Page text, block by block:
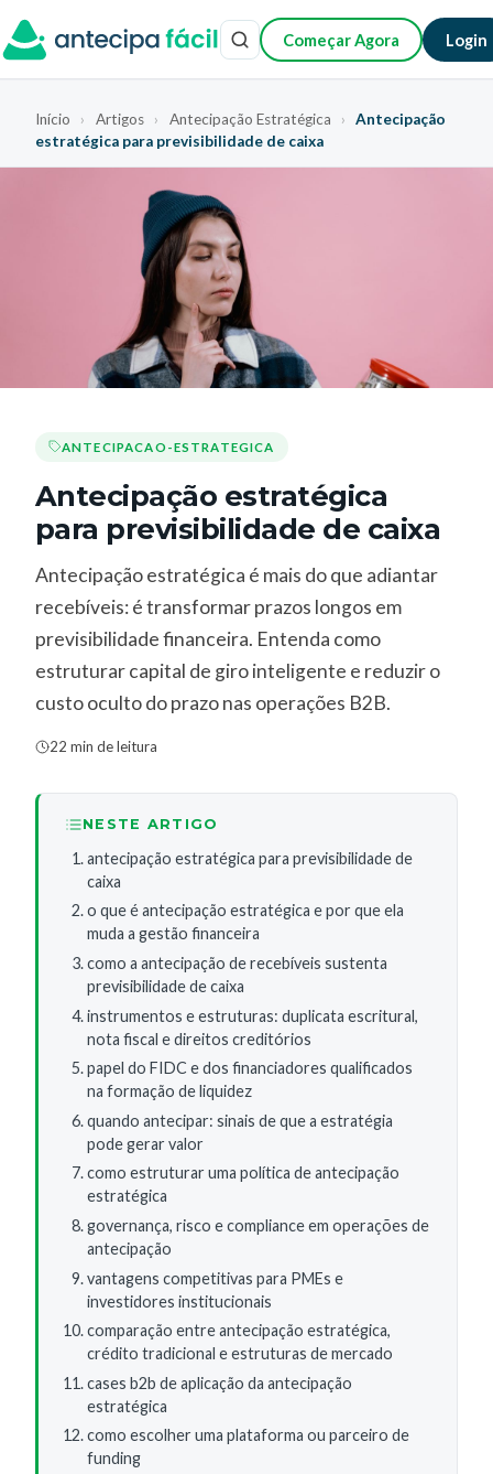
Começar Agora Login
Início › Artigos › Antecipação Estratégica ›
Antecipação
estratégica para previsibilidade de caixa
ANTECIPACAO-ESTRATEGICA
Antecipação estratégica
para previsibilidade de caixa
Antecipação estratégica é mais do que adiantar
recebíveis: é transformar prazos longos em
previsibilidade financeira. Entenda como
estruturar capital de giro inteligente e reduzir o
custo oculto do prazo nas operações B2B.
22 min de leitura
NESTE ARTIGO
antecipação estratégica para previsibilidade de
caixa
o que é antecipação estratégica e por que ela
muda a gestão financeira
como a antecipação de recebíveis sustenta
previsibilidade de caixa
instrumentos e estruturas: duplicata escritural,
nota fiscal e direitos creditórios
papel do FIDC e dos financiadores qualificados
na formação de liquidez
quando antecipar: sinais de que a estratégia
pode gerar valor
como estruturar uma política de antecipação
estratégica
governança, risco e compliance em operações de
antecipação
vantagens competitivas para PMEs e
investidores institucionais
comparação entre antecipação estratégica,
crédito tradicional e estruturas de mercado
cases b2b de aplicação da antecipação
estratégica
como escolher uma plataforma ou parceiro de
funding